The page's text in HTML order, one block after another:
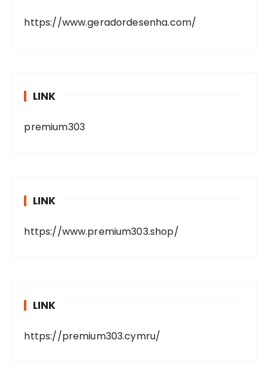
https://www.geradordesenha.com/
LINK
premium303
LINK
https://www.premium303.shop/
LINK
https://premium303.cymru/